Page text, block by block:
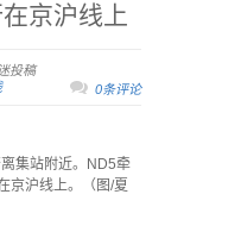
京沪线上
投稿
0条评论
集站附近。ND5牵
京沪线上。（图/夏